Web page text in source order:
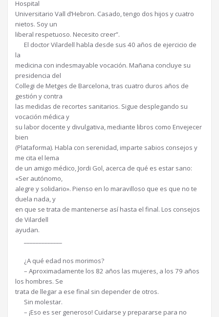
Hospital
Universitario Vall d’Hebron. Casado, tengo dos hijos y cuatro
nietos. Soy un
liberal respetuoso. Necesito creer”.
El doctor Vilardell habla desde sus 40 años de ejercicio de
la
medicina con indesmayable vocación. Mañana concluye su
presidencia del
Collegi de Metges de Barcelona, tras cuatro duros años de
gestión y contra
las medidas de recortes sanitarios. Sigue desplegando su
vocación médica y
su labor docente y divulgativa, mediante libros como Envejecer
bien
(Plataforma). Habla con serenidad, imparte sabios consejos y
me cita el lema
de un amigo médico, Jordi Gol, acerca de qué es estar sano:
«Ser autónomo,
alegre y solidario». Pienso en lo maravilloso que es que no te
duela nada, y
en que se trata de mantenerse así hasta el final. Los consejos
de Vilardell
ayudan.
¿A qué edad nos morimos?
– Aproximadamente los 82 años las mujeres, a los 79 años
los hombres. Se
trata de llegar a ese final sin depender de otros.
Sin molestar.
– ¡Eso es ser generoso! Cuidarse y prepararse para no